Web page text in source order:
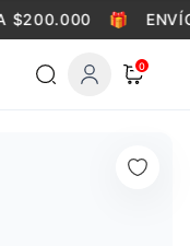
$200.000 🎁
0